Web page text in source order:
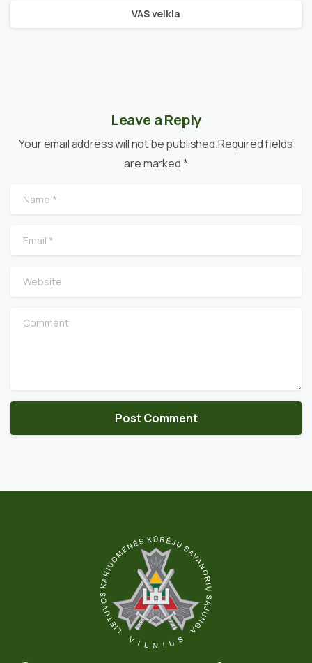
VAS veikla
Leave a Reply
Your email address will not be published.Required fields
are marked *
Name
Email
Website
Comment